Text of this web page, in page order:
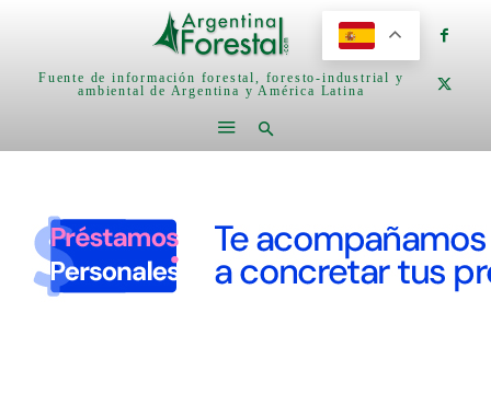
Fuente de información forestal, foresto-industrial y
ambiental de Argentina y América Latina